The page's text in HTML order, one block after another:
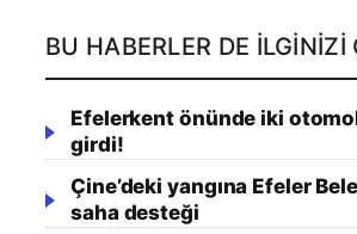
BU HABERLER DE İLGINIZI
Efelerkent önünde iki
girdi!
Çine’deki yangına Efeler
saha desteği